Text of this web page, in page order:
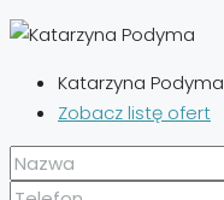
Katarzyna Podyma
Zobacz listę ofert